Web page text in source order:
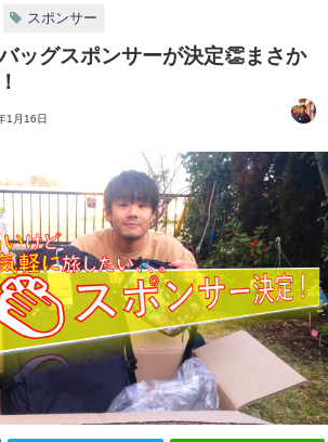
スポンサー
ッグスポンサーが決定👏まさか
1月16日